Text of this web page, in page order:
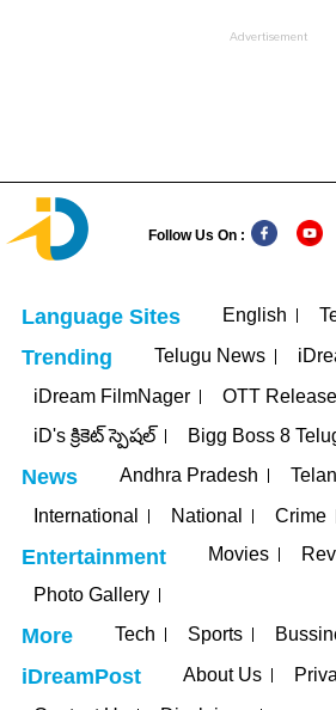
Follow Us On :
Language Sites English
Trending Telugu News
iDream FilmNager
OTT
iD's క్రికెట్ స్పెషల్
Bigg Boss 8
News Andhra Pradesh
International
National Crime
Entertainment Movies
Photo Gallery
More Tech Sports
iDreamPost About Us